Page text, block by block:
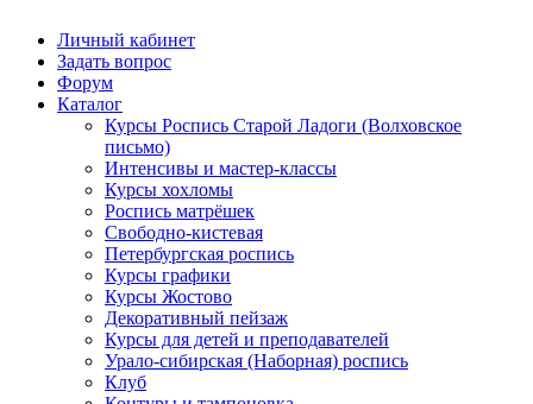
Личный кабинет
Задать вопрос
Форум
Каталог
Курсы Роспись Старой Ладоги (Волховское
письмо)
Интенсивы и мастер-классы
Курсы хохломы
Роспись матрёшек
Свободно-кистевая
Петербургская роспись
Курсы графики
Курсы Жостово
Декоративный пейзаж
Курсы для детей и преподавателей
Урало-сибирская (Наборная) роспись
Клуб